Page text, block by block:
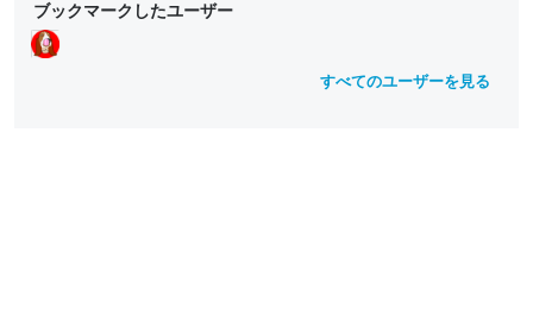
ll
o
w
ll
o
w
ll ll ll ll ll ll ll ll ll ll
ブックマークしたユーザー
すべてのユーザーを見る